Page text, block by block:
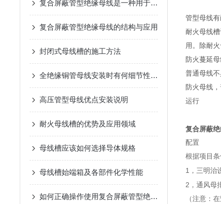
复合屏蔽管型绝缘母线是一种用于电力传输的重要设备
复合屏蔽管型绝缘母线的结构与应用
封闭式母线槽的施工方法
全绝缘铜管母线安装时有何细节性的工艺要求？
高压管型母线优点安装说明
耐火母线槽的优势及应用领域
母线槽应该如何选择导体规格
母线槽始端箱及各部件化学性能
如何正确操作使用复合屏蔽管型绝缘母线？
管型母线
耐火母线
用。除耐
防火蔓延
普通母线
防火母线
运行
复合屏蔽
配置
根据项目
1， 三明治
2， 通风母
（注意：